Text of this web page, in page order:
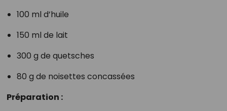
100 ml d’huile
150 ml de lait
300 g de quetsches
80 g de noisettes concassées
Préparation :